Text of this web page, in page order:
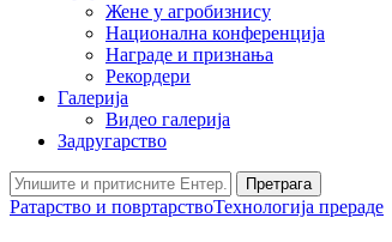
Жене у агробизнису
Национална конференција
Награде и признања
Рекордери
Галерија
Видео галерија
Задругарство
Претрага
Ратарство и повртарствоТехнологија прераде